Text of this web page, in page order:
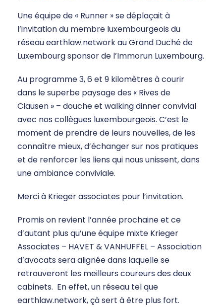
Une équipe de « Runner » se déplaçait à
l’invitation du membre luxembourgeois du
réseau earthlaw.network au Grand Duché de
Luxembourg sponsor de l’Immorun Luxembourg.
Au programme 3, 6 et 9 kilomètres à courir
dans le superbe paysage des « Rives de
Clausen » – douche et walking dinner convivial
avec nos collègues luxembourgeois. C’est le
moment de prendre de leurs nouvelles, de les
connaître mieux, d’échanger sur nos pratiques
et de renforcer les liens qui nous unissent, dans
une ambiance conviviale.
Merci à Krieger associates pour l’invitation.
Promis on revient l’année prochaine et ce
d’autant plus qu’une équipe mixte Krieger
Associates – HAVET & VANHUFFEL – Association
d’avocats sera alignée dans laquelle se
retrouveront les meilleurs coureurs des deux
cabinets. En effet, un réseau tel que
earthlaw.network, çà sert à être plus fort.